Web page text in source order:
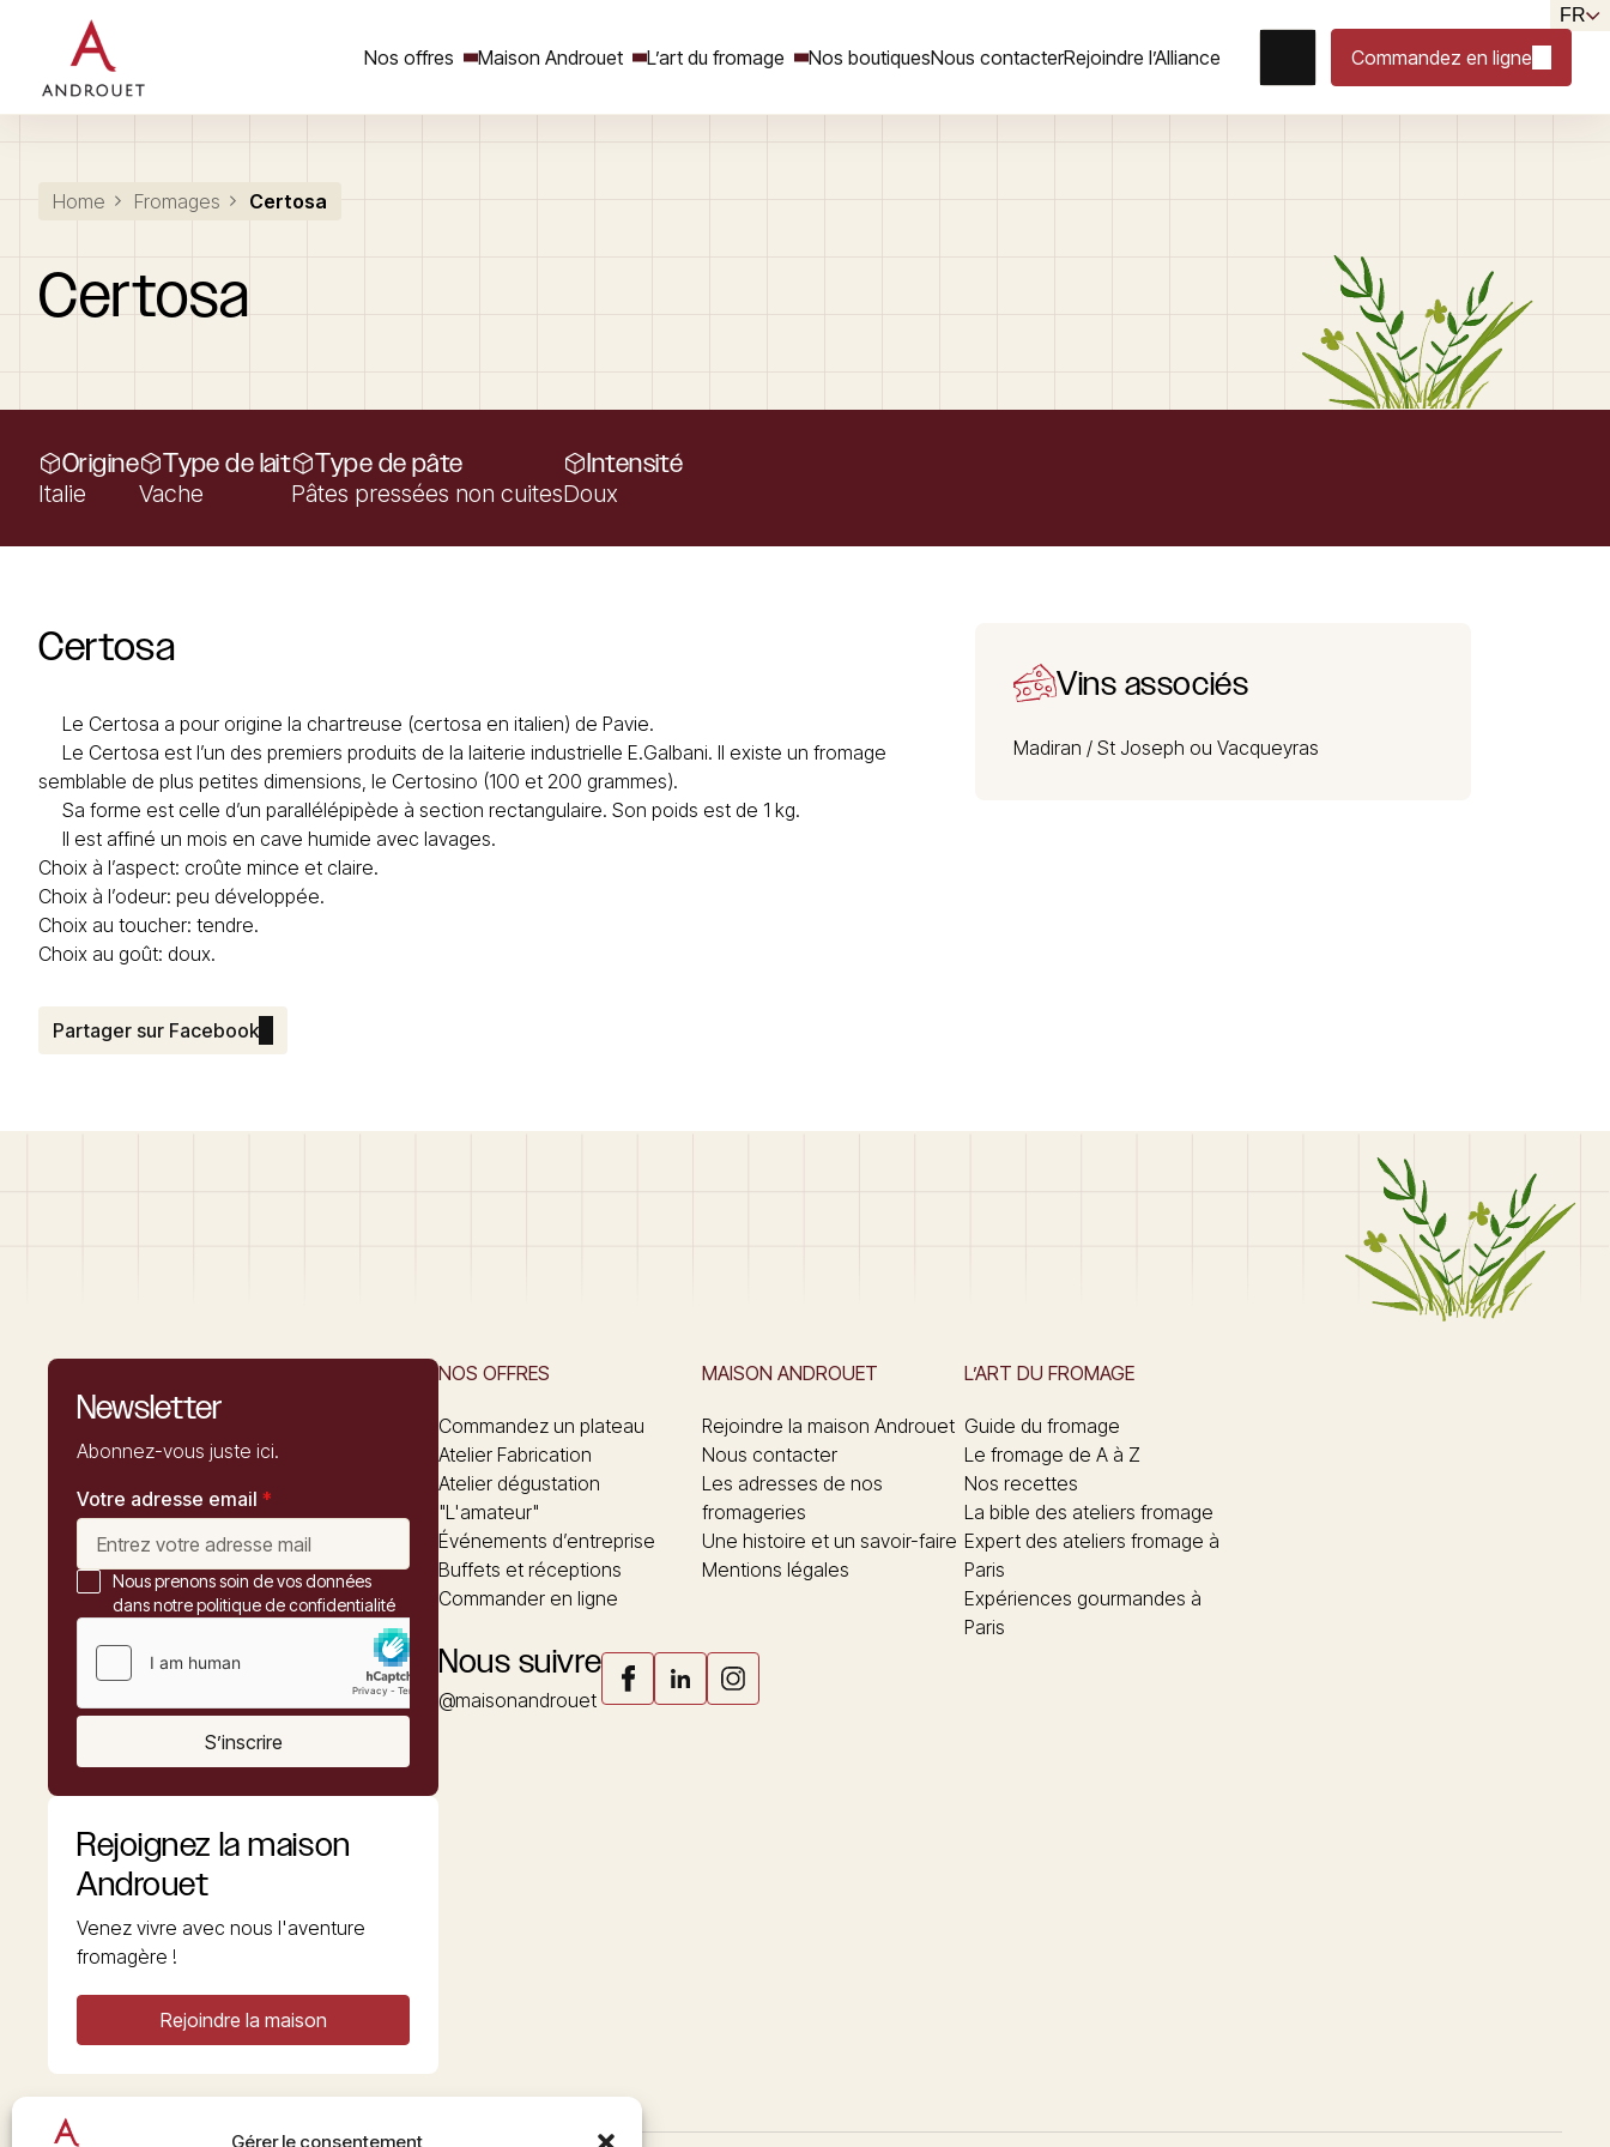
Gérer le consentement
Nos offres Maison Androuet L’art du fromage Nos boutiquesNous contacterRejoindre l’Alliance Commandez en ligne
FR
Rechercher un mot clé
Home Fromages Certosa
Certosa
Origine
Italie
Type de lait
Vache
Type de pâte
Pâtes pressées non cuites
Intensité
Doux
Certosa
Le Certosa a pour origine la chartreuse (certosa en italien) de Pavie.
Le Certosa est l’un des premiers produits de la laiterie industrielle E.Galbani. Il existe un fromage
semblable de plus petites dimensions, le Certosino (100 et 200 grammes).
Sa forme est celle d’un parallélépipède à section rectangulaire. Son poids est de 1 kg.
Il est affiné un mois en cave humide avec lavages.
Choix à l’aspect: croûte mince et claire.
Choix à l’odeur: peu développée.
Choix au toucher: tendre.
Choix au goût: doux.
Partager sur Facebook
Vins associés
Madiran / St Joseph ou Vacqueyras
Newsletter
Abonnez-vous juste ici.
Votre adresse email *
Nous prenons soin de vos données
dans notre politique de confidentialité
S’inscrire
Rejoignez la maison
Androuet
Venez vivre avec nous l'aventure
fromagère !
Rejoindre la maison
NOS OFFRES
Commandez un plateau
Atelier Fabrication
Atelier dégustation
"L'amateur"
Événements d’entreprise
Buffets et réceptions
Commander en ligne
MAISON ANDROUET
Rejoindre la maison Androuet
Nous contacter
Les adresses de nos
fromageries
Une histoire et un savoir-faire
Mentions légales
L’ART DU FROMAGE
Guide du fromage
Le fromage de A à Z
Nos recettes
La bible des ateliers fromage
Expert des ateliers fromage à
Paris
Expériences gourmandes à
Paris
Nous suivre
@maisonandrouet